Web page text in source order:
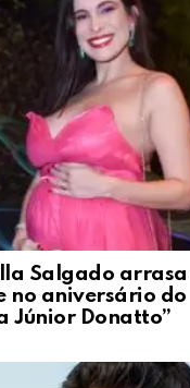
Salgado
no aniversário do
Júnior Donatto”